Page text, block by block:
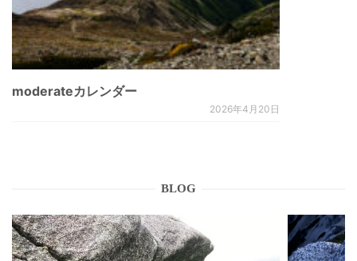
moderateカレンダー
2026年4月20日
BLOG